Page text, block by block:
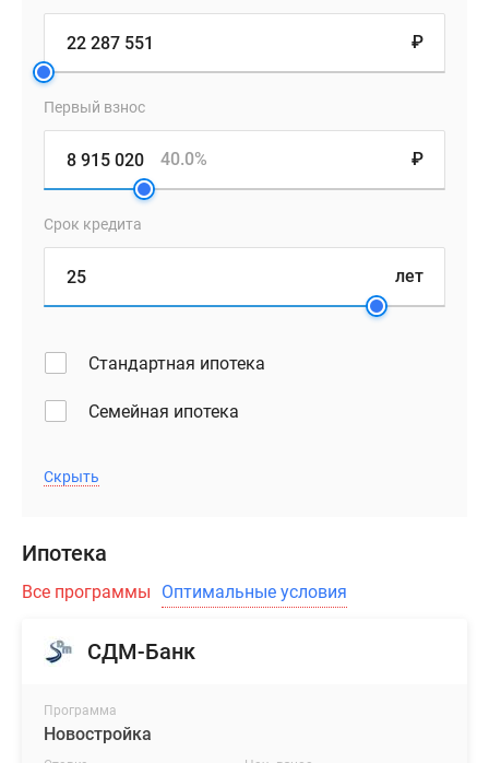
вытянутая,
динамичными
верхних
этажах,
корпус
загородный
особняк
скатной
Большая
будет
остеклена,
образ
дополнит
кирпич
светло-
₽
Первый взнос
₽
40.0%
Срок кредита
лет
Стандартная ипотека
Семейная ипотека
Скрыть
Ипотека
Все программы Оптимальные условия
СДМ-Банк
Программа
Новостройка